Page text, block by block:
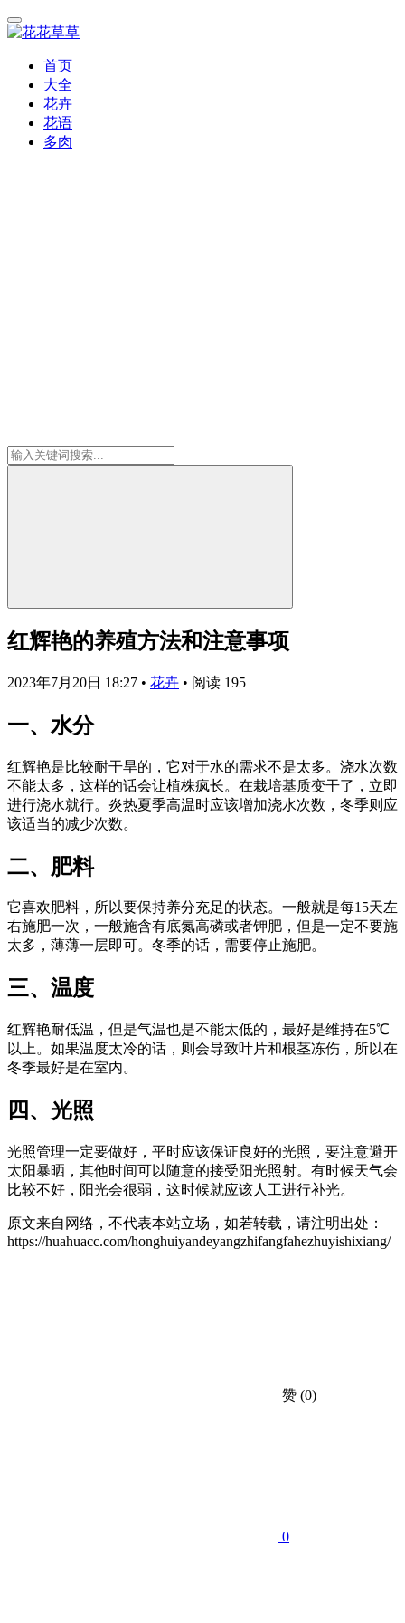
首页
大全
花卉
花语
多肉
红辉艳的养殖方法和注意事项
2023年7月20日 18:27 • 花卉 • 阅读 195
一、水分
红辉艳是比较耐干旱的，它对于水的需求不是太多。浇水次数
不能太多，这样的话会让植株疯长。在栽培基质变干了，立即
进行浇水就行。炎热夏季高温时应该增加浇水次数，冬季则应
该适当的减少次数。
二、肥料
它喜欢肥料，所以要保持养分充足的状态。一般就是每15天左
右施肥一次，一般施含有底氮高磷或者钾肥，但是一定不要施
太多，薄薄一层即可。冬季的话，需要停止施肥。
三、温度
红辉艳耐低温，但是气温也是不能太低的，最好是维持在5℃
以上。如果温度太冷的话，则会导致叶片和根茎冻伤，所以在
冬季最好是在室内。
四、光照
光照管理一定要做好，平时应该保证良好的光照，要注意避开
太阳暴晒，其他时间可以随意的接受阳光照射。有时候天气会
比较不好，阳光会很弱，这时候就应该人工进行补光。
原文来自网络，不代表本站立场，如若转载，请注明出处：
https://huahuacc.com/honghuiyandeyangzhifangfahezhuyishixiang/
赞 (0)
0